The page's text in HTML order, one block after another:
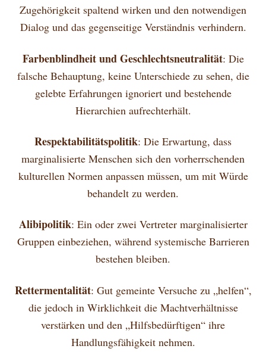
Zugehörigkeit spaltend wirken und den notwendigen
Dialog und das gegenseitige Verständnis verhindern.
Farbenblindheit und Geschlechtsneutralität: Die
falsche Behauptung, keine Unterschiede zu sehen, die
gelebte Erfahrungen ignoriert und bestehende
Hierarchien aufrechterhält.
Respektabilitätspolitik: Die Erwartung, dass
marginalisierte Menschen sich den vorherrschenden
kulturellen Normen anpassen müssen, um mit Würde
behandelt zu werden.
Alibipolitik: Ein oder zwei Vertreter marginalisierter
Gruppen einbeziehen, während systemische Barrieren
bestehen bleiben.
Rettermentalität: Gut gemeinte Versuche zu „helfen“,
die jedoch in Wirklichkeit die Machtverhältnisse
verstärken und den „Hilfsbedürftigen“ ihre
Handlungsfähigkeit nehmen.